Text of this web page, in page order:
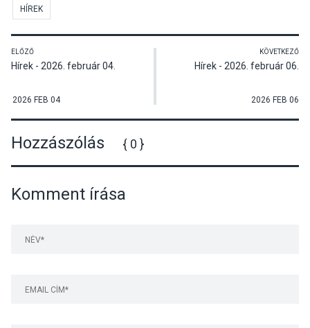
HÍREK
ELŐZŐ
Hírek - 2026. február 04.
2026 FEB 04
KÖVETKEZŐ
Hírek - 2026. február 06.
2026 FEB 06
Hozzászólás { 0 }
Komment írása